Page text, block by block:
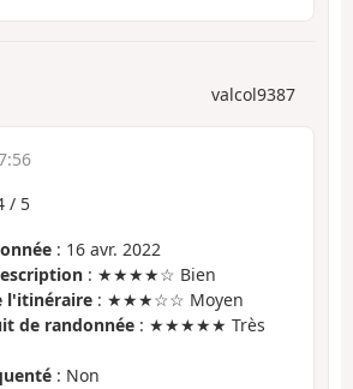
valcol9387
/ 5
: 16 avr. 2022
: ★★★★☆ Bien
l'itinéraire : ★★★☆☆ Moyen
de randonnée : ★★★★★ Très
: Non